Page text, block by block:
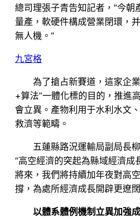
總司理張子青告知記者，“今朝
量產，軟硬件構成營業閉環，
無人機。”
九宮格
為了搶占新賽道，這家企
+算法”一體化標的目的，推進
會立異。產物利用于水利水文
救濟等範疇。
五蓮縣路況運輸局副局長
“高空經濟的突起為縣域經濟成
將來，我們將持續加年夜對高
撐，為處所經濟成長開辟更遼
以體系體例機制立異加強